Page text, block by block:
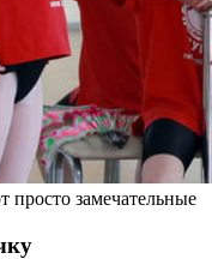
замечательные